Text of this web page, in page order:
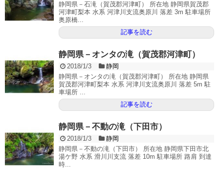
静岡県－石滝（賀茂郡河津町） 所在地 静岡県賀茂郡
河津町梨本 水系 河津川支流奥原川 落差 3m 駐車場所
奥原橋...
記事を読む
静岡県－オンタの滝（賀茂郡河津町）
2018/1/3
静岡
静岡県－オンタの滝（賀茂郡河津町） 所在地 静岡県
賀茂郡河津町梨本 水系 河津川支流奥原川 落差 5m 駐
車場所 ...
記事を読む
静岡県－不動の滝（下田市）
2018/1/3
静岡
静岡県－不動の滝（下田市） 所在地 静岡県下田市北
湯ケ野 水系 滑川川支流 落差 10m 駐車場所 路肩 到達
時...